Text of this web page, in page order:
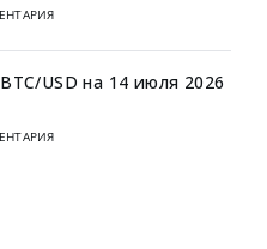
USD на 14 июля 2026